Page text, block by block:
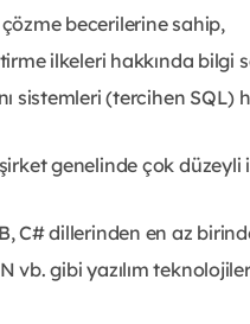
becerilerine sahip,
ilkeleri hakkında bilgi
sistemleri (tercihen
genelinde çok
C# dillerinden en az
vb. gibi yazılım